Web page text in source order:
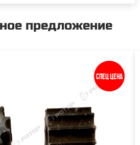
предложение
Спец цена